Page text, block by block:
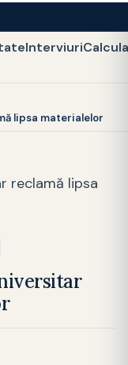
Interviuri
lipsa materialelor
reclamă lipsa